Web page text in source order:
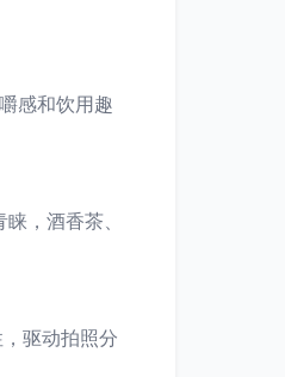
感和饮用趣
，酒香茶、
驱动拍照分